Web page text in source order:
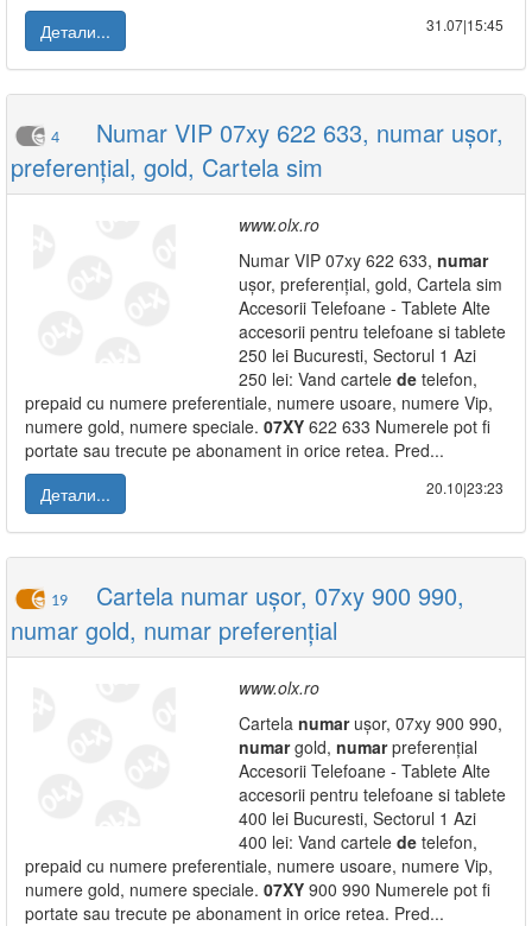
Детали...
31.07|15:45
4
Numar VIP 07xy 622 633, numar ușor,
preferențial, gold, Cartela sim
www.olx.ro
Numar VIP 07xy 622 633, numar
ușor, preferențial, gold, Cartela sim
Accesorii Telefoane - Tablete Alte
accesorii pentru telefoane si tablete
250 lei Bucuresti, Sectorul 1 Azi
250 lei: Vand cartele de telefon,
prepaid cu numere preferentiale, numere usoare, numere Vip,
numere gold, numere speciale. 07XY 622 633 Numerele pot fi
portate sau trecute pe abonament in orice retea. Pred...
Детали...
20.10|23:23
19
Cartela numar ușor, 07xy 900 990,
numar gold, numar preferențial
www.olx.ro
Cartela numarușor, 07xy 900 990,
numargold, numarpreferențial
Accesorii Telefoane - Tablete Alte
accesorii pentru telefoane si tablete
400 lei Bucuresti, Sectorul 1 Azi
400 lei: Vand cartele de telefon,
prepaid cu numere preferentiale, numere usoare, numere Vip,
numere gold, numere speciale. 07XY 900 990 Numerele pot fi
portate sau trecute pe abonament in orice retea. Pred...